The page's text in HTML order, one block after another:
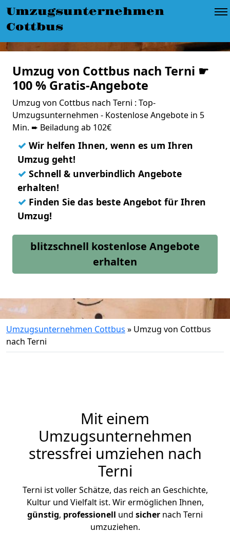
Umzugsunternehmen
Cottbus
Umzug von Cottbus nach Terni ☛
100 % Gratis-Angebote
Umzug von Cottbus nach Terni : Top-
Umzugsunternehmen - Kostenlose Angebote in 5
Min. ➨ Beiladung ab 102€
✓ Wir helfen Ihnen, wenn es um Ihren
Umzug geht!
✓ Schnell & unverbindlich Angebote
erhalten!
✓ Finden Sie das beste Angebot für Ihren
Umzug!
blitzschnell kostenlose Angebote
erhalten
Umzugsunternehmen Cottbus » Umzug von Cottbus
nach Terni
Mit einem
Umzugsunternehmen
stressfrei umziehen nach
Terni
Terni ist voller Schätze, das reich an Geschichte,
Kultur und Vielfalt ist. Wir ermöglichen Ihnen,
günstig, professionell und sicher nach Terni
umzuziehen.